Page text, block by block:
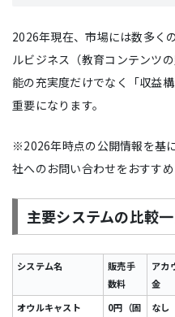
2026年現在、市場には数多く
ルビジネス（教育コンテンツ
能の充実度だけでなく「収益
重要になります。
※2026年時点の公開情報を基
社へのお問い合わせをおすすめ
主要システムの比較
システム名
販売手
数料
アカ
金
オウルキャスト
0円（固
なし